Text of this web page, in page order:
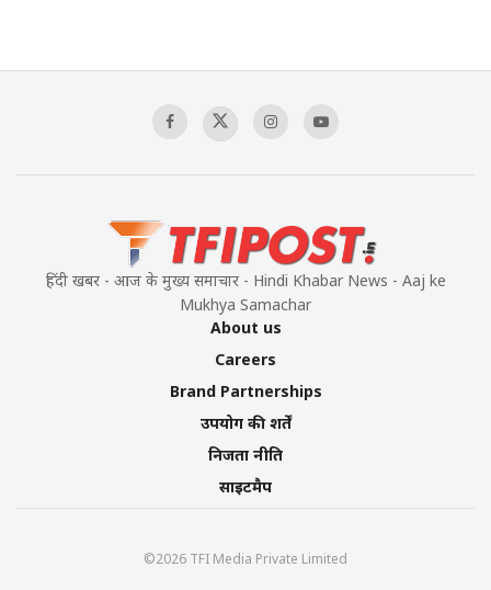
हिंदी खबर - आज के मुख्य समाचार - Hindi Khabar News - Aaj ke
Mukhya Samachar
About us
Careers
Brand Partnerships
उपयोग की शर्तें
निजता नीति
साइटमैप
©2026 TFI Media Private Limited